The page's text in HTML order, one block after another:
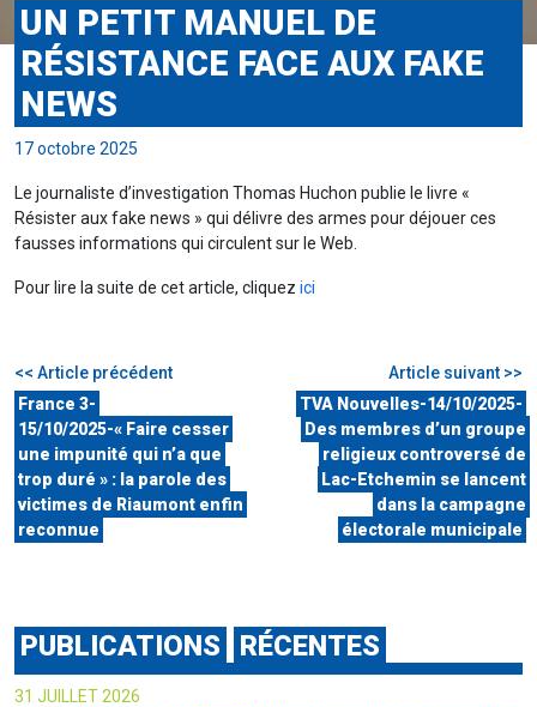
UN PETIT MANUEL DE
RÉSISTANCE FACE AUX FAKE
NEWS
17 octobre 2025
Le journaliste d’investigation Thomas Huchon publie le livre «
Résister aux fake news » qui délivre des armes pour déjouer ces
fausses informations qui circulent sur le Web.
Pour lire la suite de cet article, cliquez ici
<< Article précédent
France 3-
15/10/2025-« Faire cesser
une impunité qui n’a que
trop duré » : la parole des
victimes de Riaumont enfin
reconnue
Article suivant >>
TVA Nouvelles-14/10/2025-
Des membres d’un groupe
religieux controversé de
Lac-Etchemin se lancent
dans la campagne
électorale municipale
PUBLICATIONS RÉCENTES
31 JUILLET 2026